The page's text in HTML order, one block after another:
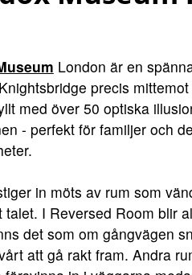
London är en
precis
med över 50 optiska
- perfekt för familjer och
in möts av rum som
talet. I Reversed Room blir
det som om gångvägen
att gå rakt fram. Andra